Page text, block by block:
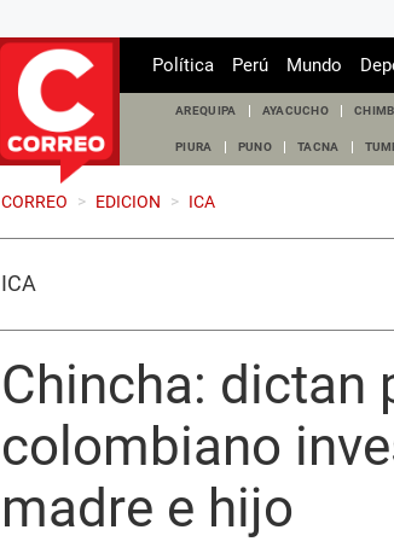
Política Perú Mundo
AREQUIPA AYACUCHO
PIURA PUNO TACNA
CORREO > EDICION > ICA
ICA
Chincha: dictan
colombiano
madre e hijo